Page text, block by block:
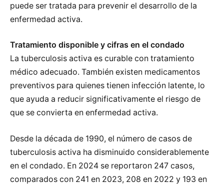
puede ser tratada para prevenir el desarrollo de la
enfermedad activa.
Tratamiento disponible y cifras en el condado
La tuberculosis activa es curable con tratamiento
médico adecuado. También existen medicamentos
preventivos para quienes tienen infección latente, lo
que ayuda a reducir significativamente el riesgo de
que se convierta en enfermedad activa.
Desde la década de 1990, el número de casos de
tuberculosis activa ha disminuido considerablemente
en el condado. En 2024 se reportaron 247 casos,
comparados con 241 en 2023, 208 en 2022 y 193 en